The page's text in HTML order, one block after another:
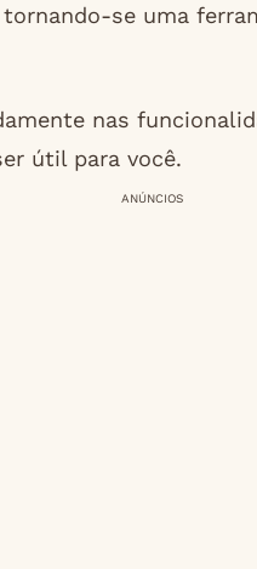
se uma
nas
útil para você.
ANÚNCIOS